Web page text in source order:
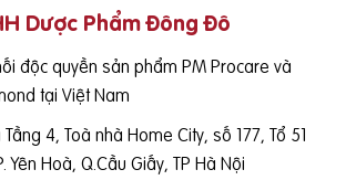
Dược Phẩm Đông Đô
độc quyền sản phẩm PM Procare và
tại Việt Nam
4, Toà nhà Home City, số 177, Tổ 51
Yên Hoà, Q.Cầu Giấy, TP Hà Nội